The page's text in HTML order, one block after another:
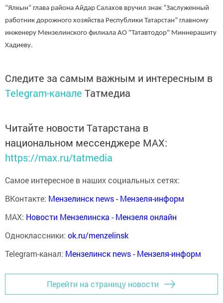
“Ялкын” глава района Айдар Салахов вручил знак “Заслуженный
работник дорожного хозяйства Республики Татарстан” главному
инженеру Мензелинского филиала АО "Татавтодор" Миннерашиту
Хадиеву.
Следите за самым важным и интересным в
Telegram-канале Татмедиа
Читайте новости Татарстана в
национальном мессенджере MАХ:
https://max.ru/tatmedia
Самое интересное в наших социальных сетях:
ВКонтакте: Мензелинск news - Мензеля-информ
MAX: Новости Мензелинска - Мензеля онлайн
Одноклассники: ok.ru/menzelinsk
Telegram-канал: Мензелинск news - Мензеля-информ
Перейти на страницу новости